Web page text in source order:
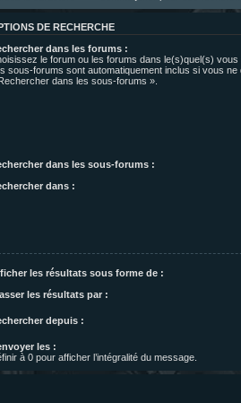
DE RECHERCHE
dans les forums :
le forum ou les forums dans le(s)quel(s)
sous-forums sont automatiquement inclus si vous
dans les sous-forums ».
dans les sous-forums :
dans :
les résultats sous forme de :
les résultats par :
depuis :
les :
à 0 pour afficher l’intégralité du message.